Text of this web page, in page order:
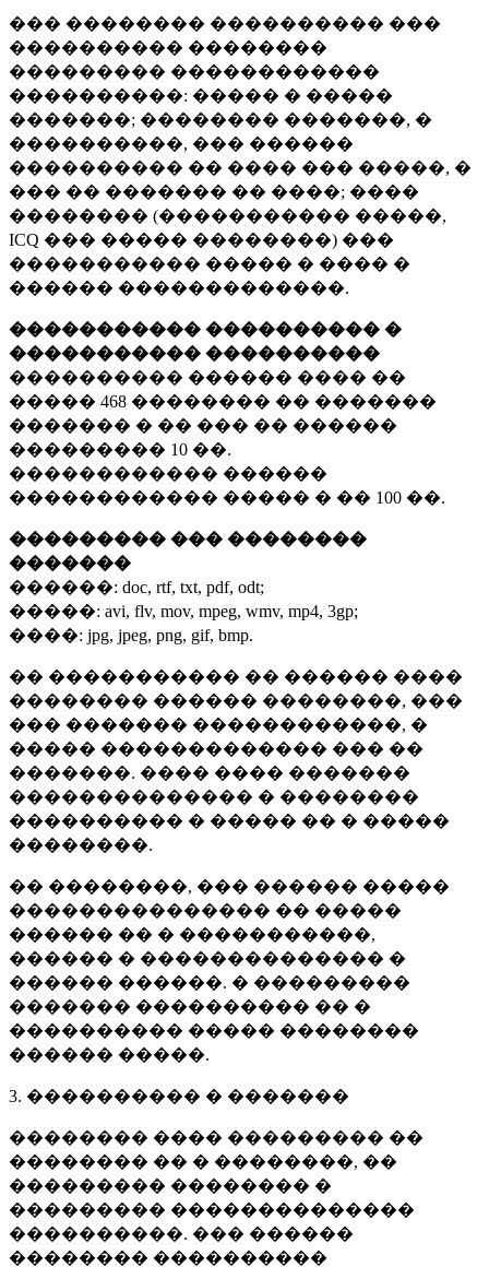
��� �������� ���������� ���
���������� ��������
��������� ������������
����������: ����� � �����
�������; �������� �������, �
����������, ��� ������
���������� �� ���� ��� �����, �
��� �� ������� �� ����; ����
�������� (����������� �����,
ICQ ��� ����� ��������) ���
����������� ����� � ���� �
������ �������������.
����������� ���������� �
����������� ����������
���������� ������ ���� ��
����� 468 �������� �� �������
������� � �� ��� �� ������
��������� 10 ��.
������������ ������
������������ ����� � �� 100 ��.
��������� ��� ��������
�������
������: doc, rtf, txt, pdf, odt;
�����: avi, flv, mov, mpeg, wmv, mp4, 3gp;
����: jpg, jpeg, png, gif, bmp.
�� ����������� �� ������ ����
�������� ������ ��������, ���
��� ������� ������������, �
����� ������������� ��� ��
�������. ���� ���� �������
�������������� � ��������
���������� � ����� �� � �����
��������.
�� ��������, ��� ������ �����
��������������� �� �����
������ �� � �����������,
������ � �������������� �
������ ������. � ���������
������� ���������� �� �
���������� ����� ��������
������ �����.
3. ���������� � �������
�������� ���� ��������� ��
�������� �� � ��������, ��
��������� �������� �
��������� ��������������
����������. ��� ������
�������� ����������